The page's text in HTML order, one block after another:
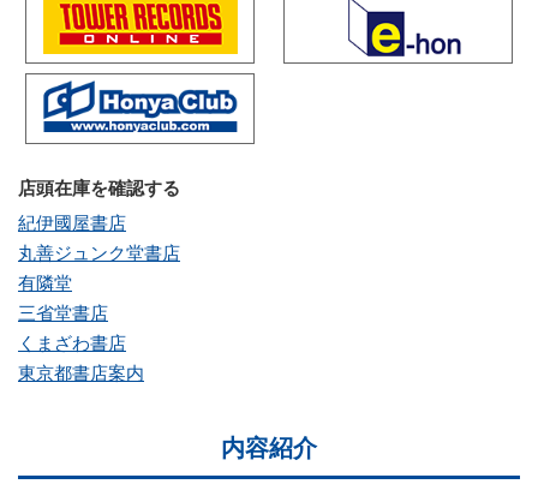
店頭在庫を確認する
紀伊國屋書店
丸善ジュンク堂書店
有隣堂
三省堂書店
くまざわ書店
東京都書店案内
内容紹介